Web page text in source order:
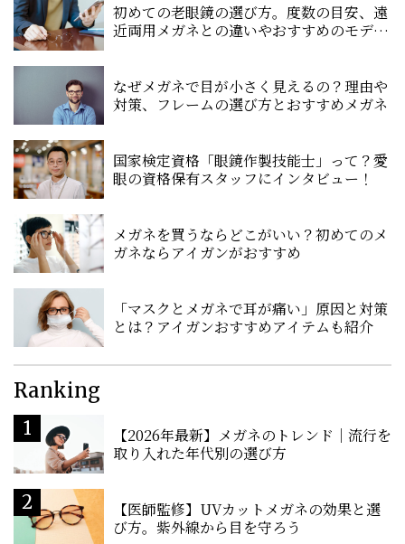
初めての老眼鏡の選び方。度数の目安、遠
近両用メガネとの違いやおすすめのモデル
なぜメガネで目が小さく見えるの？理由や
対策、フレームの選び方とおすすめメガネ
国家検定資格「眼鏡作製技能士」って？愛
眼の資格保有スタッフにインタビュー！
メガネを買うならどこがいい？初めてのメ
ガネならアイガンがおすすめ
「マスクとメガネで耳が痛い」原因と対策
とは？アイガンおすすめアイテムも紹介
Ranking
【2026年最新】メガネのトレンド｜流行を
取り入れた年代別の選び方
【医師監修】UVカットメガネの効果と選
び方。紫外線から目を守ろう